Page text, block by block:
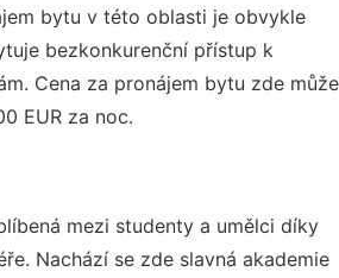
bytu v této oblasti je obvykle
bezkonkurenční přístup k
Cena za pronájem bytu zde může
EUR za noc.
mezi studenty a umělci díky
Nachází se zde slavná akademie